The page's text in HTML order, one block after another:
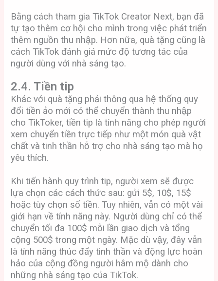
Bằng cách tham gia TikTok Creator Next, bạn đã
tự tạo thêm cơ hội cho mình trong việc phát triển
thêm nguồn thu nhập. Hơn nữa, quà tặng cũng là
cách TikTok đánh giá mức độ tương tác của
người dùng với nhà sáng tạo.
2.4. Tiền tip
Khác với quà tặng phải thông qua hệ thống quy
đổi tiền ảo mới có thể chuyển thành thu nhập
cho TikToker, tiền tip là tính năng cho phép người
xem chuyển tiền trực tiếp như một món quà vật
chất và tinh thần hỗ trợ cho nhà sáng tạo mà họ
yêu thích.
Khi tiến hành quy trình tip, người xem sẽ được
lựa chọn các cách thức sau: gửi 5$, 10$, 15$
hoặc tùy chọn số tiền. Tuy nhiên, vẫn có một vài
giới hạn về tính năng này. Người dùng chỉ có thể
chuyển tối đa 100$ mỗi lần giao dịch và tổng
cộng 500$ trong một ngày. Mặc dù vậy, đây vẫn
là tính năng thúc đẩy tinh thần và động lực hoàn
hảo của cộng đồng người hâm mộ dành cho
những nhà sáng tạo của TikTok.